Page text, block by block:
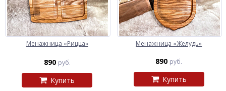
Менажница «Рицца»
890 руб.
Купить
Менажница «Желудь»
890 руб.
Купить